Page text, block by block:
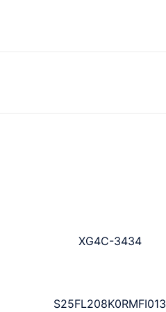
XG4C-3434
S25FL208K0RMFI013